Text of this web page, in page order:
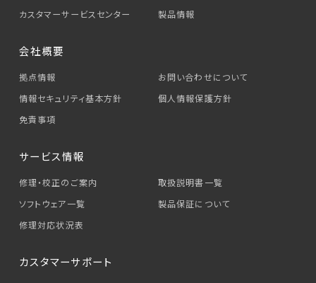
カスタマーサービス センター 製品情報
会社概要
拠点情報
お問い合わせについて
情報セキュリティ基本方針
個人情報保護方針
免責事項
サービス情報
修理・校正のご案内
取扱説明書一覧
ソフトウェア一覧
製品保証について
修理対応状況表
カスタマーサポート